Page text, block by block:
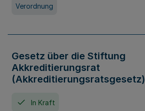
Verordnung
Gesetz über die Stiftung
Akkreditierungsrat
(Akkreditierungsratsgesetz)
In Kraft